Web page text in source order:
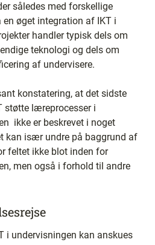
således med forskellige
øget integration af IKT i
handler typisk dels om
teknologi og dels om
af undervisere.
konstatering, at det sidste
støtte læreprocesser i
ikke er beskrevet i noget
kan især undre på baggrund af
feltet ikke blot inden for
men også i forhold til andre
i undervisningen kan anskues